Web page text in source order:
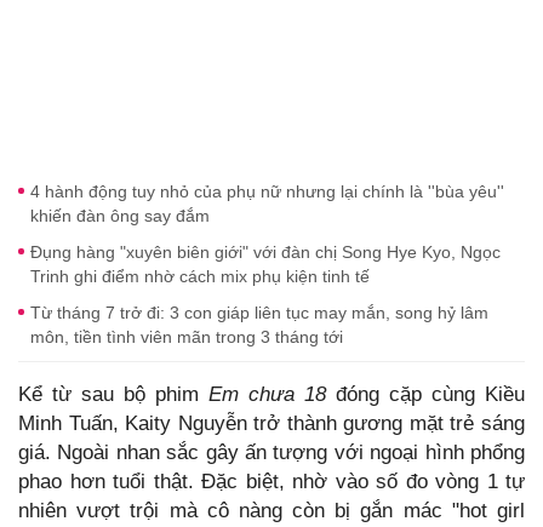
4 hành động tuy nhỏ của phụ nữ nhưng lại chính là ''bùa yêu''
khiến đàn ông say đắm
Đụng hàng "xuyên biên giới" với đàn chị Song Hye Kyo, Ngọc
Trinh ghi điểm nhờ cách mix phụ kiện tinh tế
Từ tháng 7 trở đi: 3 con giáp liên tục may mắn, song hỷ lâm
môn, tiền tình viên mãn trong 3 tháng tới
Kể từ sau bộ phim Em chưa 18đóng cặp cùng Kiều
Minh Tuấn, Kaity Nguyễn trở thành gương mặt trẻ sáng
giá. Ngoài nhan sắc gây ấn tượng với ngoại hình phổng
phao hơn tuổi thật. Đặc biệt, nhờ vào số đo vòng 1 tự
nhiên vượt trội mà cô nàng còn bị gắn mác "hot girl